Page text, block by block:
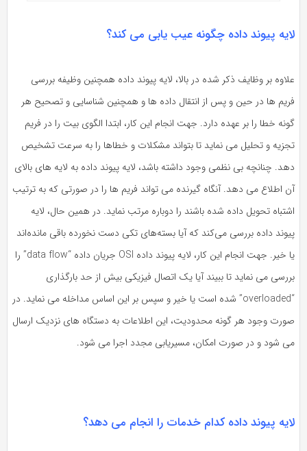
پیوند داده چگونه عیب یابی می کند؟
بر وظایف ذکر شده در بالا، لایه پیوند داده همچنین وظیفه بررسی
ها در حین و پس از انتقال داده ها و همچنین شناسایی و تصحیح هر
خطا را بر عهده دارد. جهت انجام این کار، ابتدا الگوی بیت را در فریم
و تحلیل می نماید تا بتواند مشکلات و خطاها را به سرعت تشخیص
چنانچه بی نظمی وجود داشته باشد، لایه پیوند داده به لایه های بالای
اطلاع می دهد. آنگاه گیرنده می تواند فریم ها را در صورتی که به ترتیب
تحویل داده شده باشند را دوباره مرتب نماید. در همین حال، لایه
داده بررسی می‌کند که آیا بسته‌های تکی دست نخورده باقی مانده‌اند
یا خیر. جهت انجام این کار، لایه پیوند داده OSI جریان داده “data flow” را
می نماید تا ببیند آیا یک اتصال فیزیکی بیش از حد بارگذاری
“overloaded” شده است یا خیر و سپس بر این اساس مداخله می نماید. در
وجود هر گونه محدودیت، این اطلاعات به دستگاه های نزدیک ارسال
شود و در صورت امکان، مسیریابی مجدد اجرا می شود.
پیوند داده کدام خدمات را انجام می دهد؟